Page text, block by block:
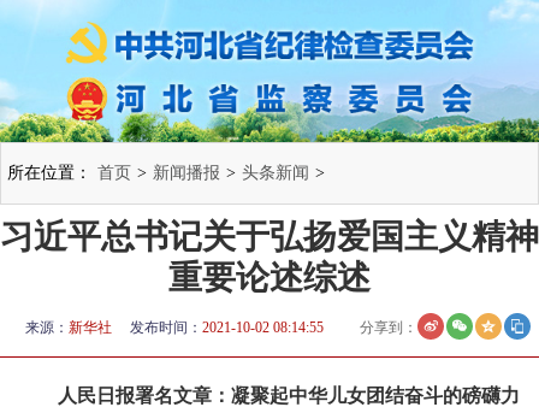
所在位置： 首页 > 新闻播报 > 头条新闻 >
习近平总书记关于弘扬爱国主义精神
重要论述综述
来源： 新华社 发布时间： 2021-10-02 08:14:55 分享到：
人民日报署名文章：凝聚起中华儿女团结奋斗的磅礴力